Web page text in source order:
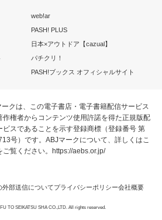
web!ar
PASH! PLUS
日本×アウトドア【cazual】
パチクリ！
PASH!ブックス オフィシャルサイト
ークは、この電子書店・電子書籍配信サービス
作権者からコンテンツ使用許諾を得た正規版配
ビスであることを示す登録商標（登録番号 第
号）です。ABJマークについて、詳しくはこ
ご覧ください。 https://aebs.or.jp/
部送信についてプライバシーポリシー会社概要
TO SEIKATSU SHA CO.,LTD. All rights reserved.